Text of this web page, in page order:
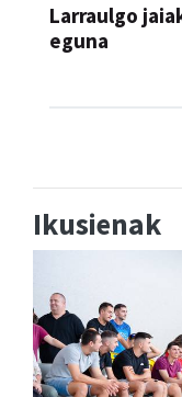
Larraulgo
eguna
Ikusienak